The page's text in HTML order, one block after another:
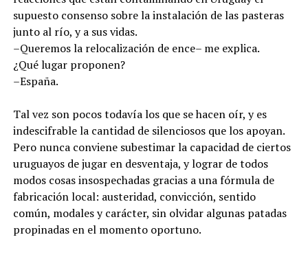
supuesto consenso sobre la instalación de las pasteras
junto al río, y a sus vidas.
–Queremos la relocalización de ence– me explica.
¿Qué lugar proponen?
–España.
Tal vez son pocos todavía los que se hacen oír, y es
indescifrable la cantidad de silenciosos que los apoyan.
Pero nunca conviene subestimar la capacidad de ciertos
uruguayos de jugar en desventaja, y lograr de todos
modos cosas insospechadas gracias a una fórmula de
fabricación local: austeridad, convicción, sentido
común, modales y carácter, sin olvidar algunas patadas
propinadas en el momento oportuno.